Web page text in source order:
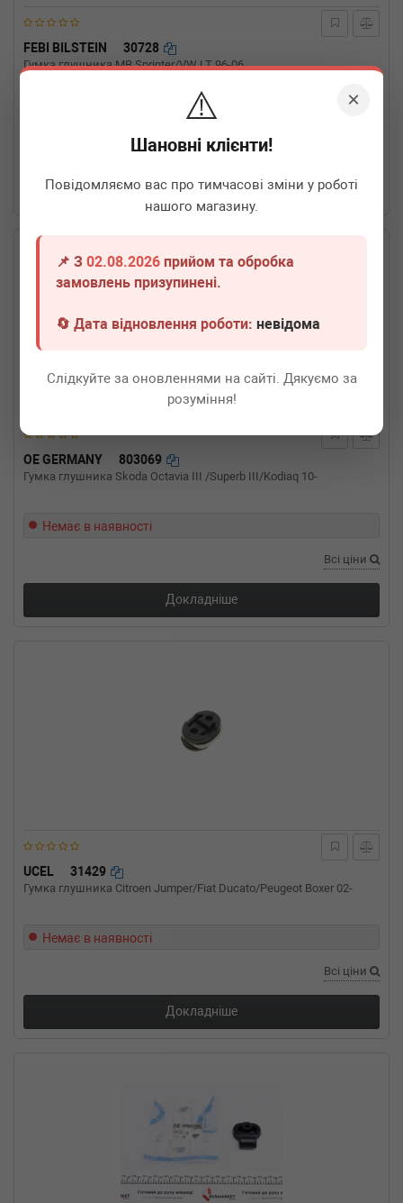
×
⚠️
Шановні клієнти!
Повідомляємо вас про тимчасові зміни у роботі
нашого магазину.
📌 З02.08.2026 прийом та обробка
замовлень призупинені.
🔄 Дата відновлення роботи:невідома
Слідкуйте за оновленнями на сайті. Дякуємо за
розуміння!
FEBI BILSTEIN 30728
Гумка глушника MB Sprinter/VW LT 96-06
+ В кошик
OE GERMANY 803069
Гумка глушника Skoda Octavia III /Superb III/Kodiaq 10-
Немає в наявності
Всі ціни
Докладніше
UCEL 31429
Гумка глушника Citroen Jumper/Fiat Ducato/Peugeot Boxer 02-
Немає в наявності
Всі ціни
Докладніше